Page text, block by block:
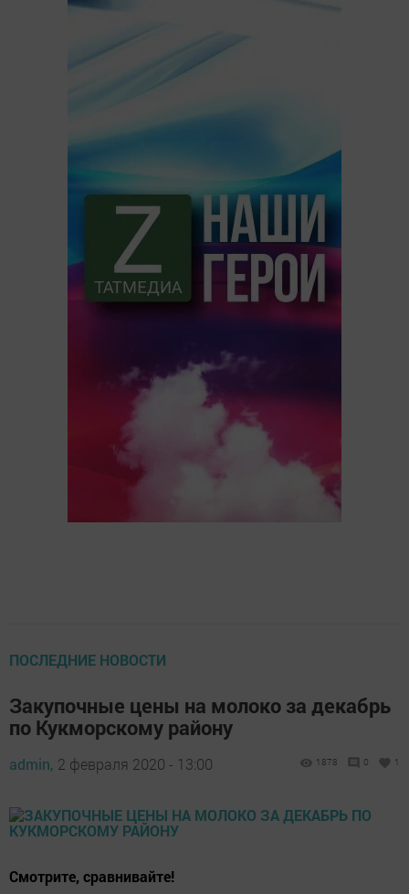
ПОСЛЕДНИЕ НОВОСТИ
Закупочные цены на молоко за декабрь
по Кукморскому району
admin, 2 февраля 2020 - 13:00 1878 0 1
Смотрите, сравнивайте!